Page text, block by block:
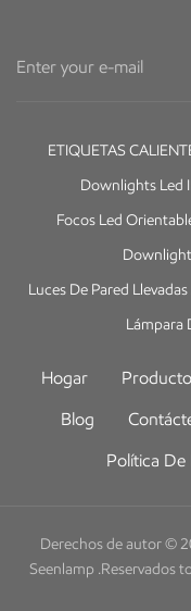
ETIQUETAS
Downlights Led
Focos Led
Luces De Pared
Lámpara
Hogar
Blog
Política De
Derechos de autor ©
Seenlamp .Reservados